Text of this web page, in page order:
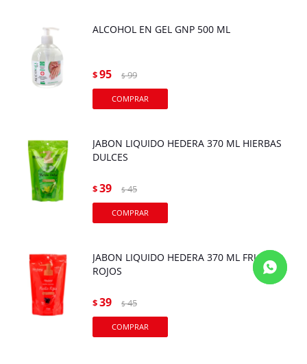
ALCOHOL EN GEL GNP 500 ML
$95 $ 99
JABON LIQUIDO HEDERA 370 ML HIERBAS
DULCES
$39 $ 45
JABON LIQUIDO HEDERA 370 ML FRUTOS
ROJOS
$39 $ 45